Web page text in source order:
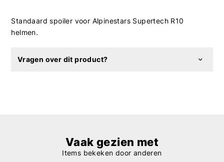
Standaard spoiler voor Alpinestars Supertech R10
helmen.
Vragen over dit product?
Vaak gezien met
Items bekeken door anderen